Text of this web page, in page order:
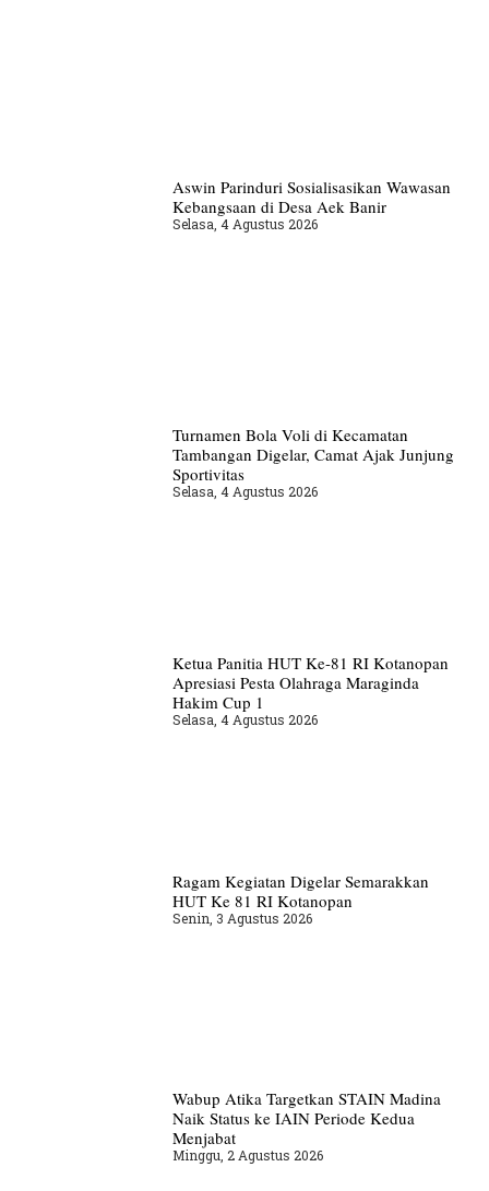
Aswin Parinduri Sosialisasikan Wawasan
Kebangsaan di Desa Aek Banir
Selasa, 4 Agustus 2026
Turnamen Bola Voli di Kecamatan
Tambangan Digelar, Camat Ajak Junjung
Sportivitas
Selasa, 4 Agustus 2026
Ketua Panitia HUT Ke-81 RI Kotanopan
Apresiasi Pesta Olahraga Maraginda
Hakim Cup 1
Selasa, 4 Agustus 2026
Ragam Kegiatan Digelar Semarakkan
HUT Ke 81 RI Kotanopan
Senin, 3 Agustus 2026
Wabup Atika Targetkan STAIN Madina
Naik Status ke IAIN Periode Kedua
Menjabat
Minggu, 2 Agustus 2026